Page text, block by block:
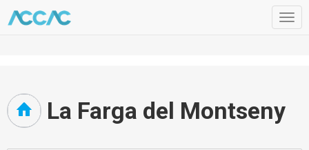
La Farga del Montseny